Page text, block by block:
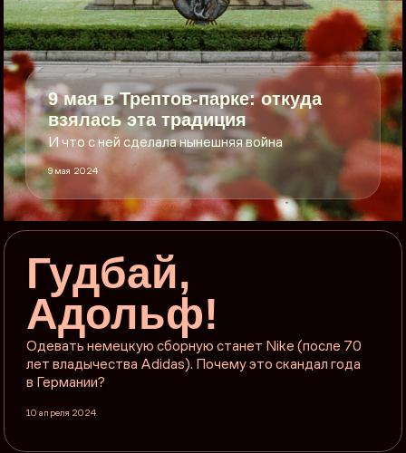
9 мая в Трептов-парке: откуда
взялась эта традиция
И что с ней сделала нынешняя война
9 мая 2024
Гудбай,
Адольф!
Одевать немецкую сборную станет Nike (после 70
лет владычества Adidas). Почему это скандал года
в Германии?
10 апреля 2024